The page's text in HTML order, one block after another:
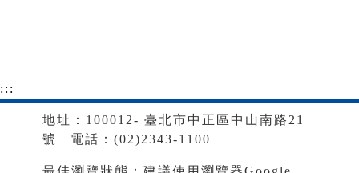
:::
地址：100012- 臺北市中正區中山南路21
號 | 電話：(02)2343-1100